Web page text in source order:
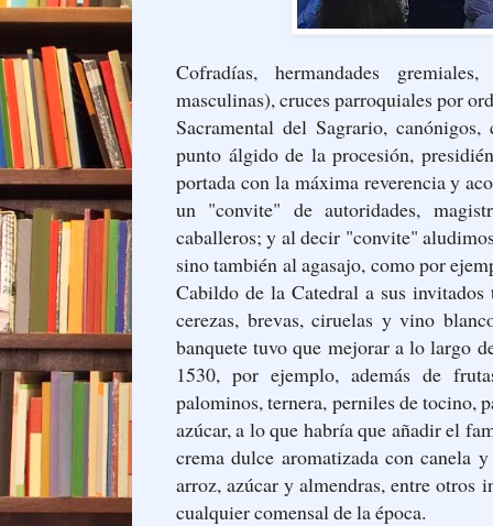
Cofradías, hermandades
masculinas), cruces parroquiales por
Sacramental del Sagrario, canónigos,
punto álgido de la procesión,
portada con la máxima reverencia y
un "convite" de autoridades,
caballeros; y al decir "convite"
sino también al agasajo, como por
Cabildo de la Catedral a sus invitados
cerezas, brevas, ciruelas y vino
banquete tuvo que mejorar a lo largo
1530, por ejemplo, además de
palominos, ternera, perniles de tocino,
azúcar, a lo que habría que añadir el
crema dulce aromatizada con canela
arroz, azúcar y almendras, entre otros
cualquier comensal de la época.